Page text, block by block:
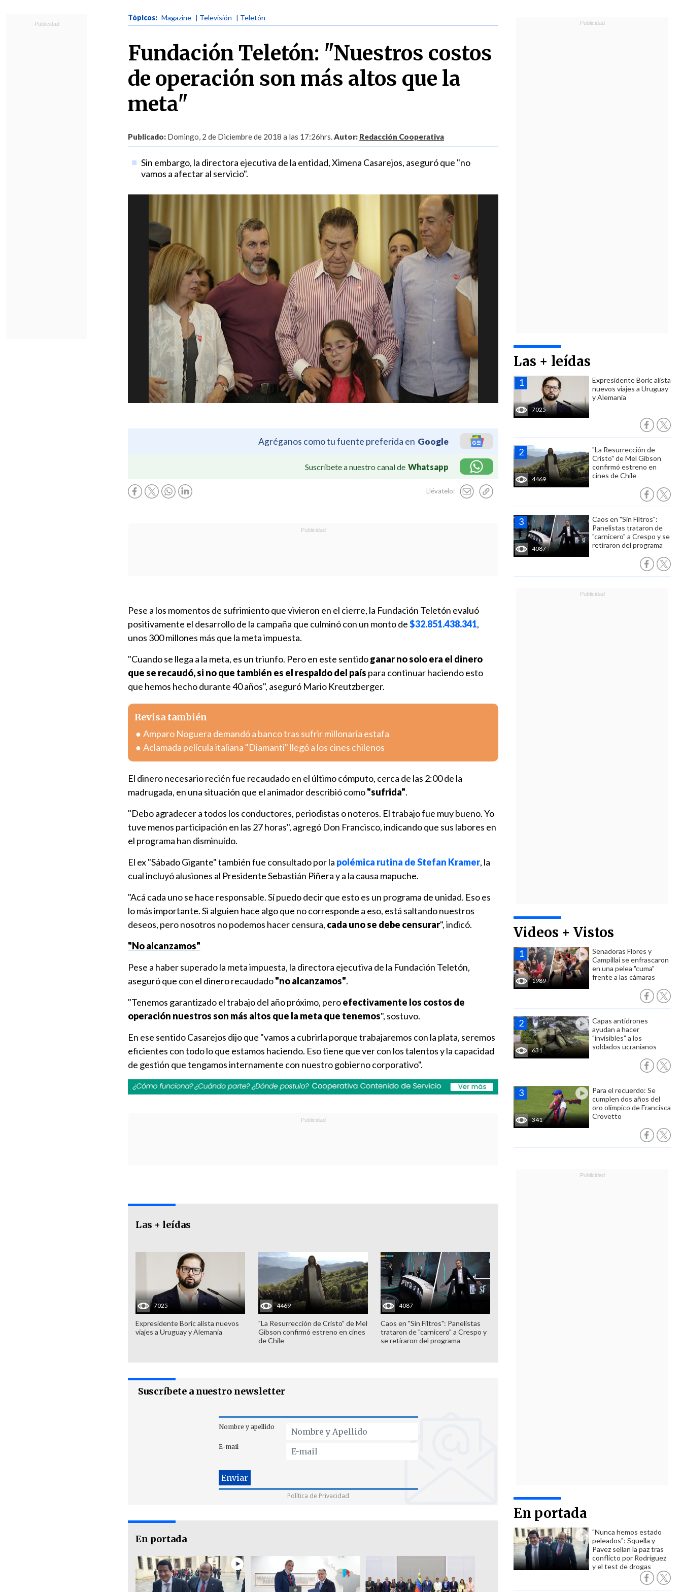
Tópicos: Magazine | Televisión | Teletón
Fundación Teletón: "Nuestros costos
de operación son más altos que la
meta"
Publicado: Domingo, 2 de Diciembre de 2018 a las 17:26hrs.Autor: Redacción Cooperativa
Sin embargo, la directora ejecutiva de la entidad, Ximena Casarejos, aseguró que "no
vamos a afectar al servicio".
Agréganos como tu fuente preferida en Google
Suscríbete a nuestro canal de Whatsapp
Llévatelo:
Las + leídas
7025
Expresidente Boric alista
nuevos viajes a Uruguay
y Alemania
4469
"La Resurrección de
Cristo" de Mel Gibson
confirmó estreno en
cines de Chile
4087
Caos en "Sin Filtros":
Panelistas trataron de
"carnicero" a Crespo y se
retiraron del programa
Videos + Vistos
1989
Senadoras Flores y
Campillai se enfrascaron
en una pelea "cuma"
frente a las cámaras
631
Capas antidrones
ayudan a hacer
"invisibles" a los
soldados ucranianos
341
Para el recuerdo: Se
cumplen dos años del
oro olímpico de Francisca
Crovetto
En portada
"Nunca hemos estado
peleados": Squella y
Pavez sellan la paz tras
conflicto por Rodríguez
y el test de drogas
Pese a los momentos de sufrimiento que vivieron en el cierre, la Fundación Teletón evaluó
positivamente el desarrollo de la campaña que culminó con un monto de$32.851.438.341,
unos 300 millones más que la meta impuesta.
"Cuando se llega a la meta, es un triunfo. Pero en este sentidoganar no solo era el dinero
que se recaudó, si no que también es el respaldo del país para continuar haciendo esto
que hemos hecho durante 40 años", aseguró Mario Kreutzberger.
Revisa también
Amparo Noguera demandó a banco tras sufrir millonaria estafa
Aclamada película italiana "Diamanti" llegó a los cines chilenos
El dinero necesario recién fue recaudado en el último cómputo, cerca de las 2:00 de la
madrugada, en una situación que el animador describió como"sufrida".
"Debo agradecer a todos los conductores, periodistas o noteros. El trabajo fue muy bueno. Yo
tuve menos participación en las 27 horas", agregó Don Francisco, indicando que sus labores en
el programa han disminuído.
El ex "Sábado Gigante" también fue consultado por la polémica rutina de Stefan Kramer, la
cual incluyó alusiones al Presidente Sebastián Piñera y a la causa mapuche.
"Acá cada uno se hace responsable. Sí puedo decir que esto es un programa de unidad. Eso es
lo más importante. Si alguien hace algo que no corresponde a eso, está saltando nuestros
deseos, pero nosotros no podemos hacer censura, cada uno se debe censurar", indicó.
"No alcanzamos"
Pese a haber superado la meta impuesta, la directora ejecutiva de la Fundación Teletón,
aseguró que con el dinero recaudado"no alcanzamos".
"Tenemos garantizado el trabajo del año próximo, peroefectivamente los costos de
operación nuestros son más altos que la meta que tenemos", sostuvo.
En ese sentido Casarejos dijo que "vamos a cubrirla porque trabajaremos con la plata, seremos
eficientes con todo lo que estamos haciendo. Eso tiene que ver con los talentos y la capacidad
de gestión que tengamos internamente con nuestro gobierno corporativo".
Las + leídas
7025
Expresidente Boric alista nuevos
viajes a Uruguay y Alemania
4469
"La Resurrección de Cristo" de Mel
Gibson confirmó estreno en cines
de Chile
4087
Caos en "Sin Filtros": Panelistas
trataron de "carnicero" a Crespo y
se retiraron del programa
Suscríbete a nuestro newsletter
Nombre y apellido
E-mail
Política de Privacidad
En portada